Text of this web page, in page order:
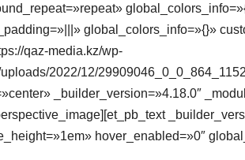
global_colors_info=»{}»
qaz-media.kz/wp-
2022/12/
_builder_version=»4.18.0″
hover_enabled=»0″